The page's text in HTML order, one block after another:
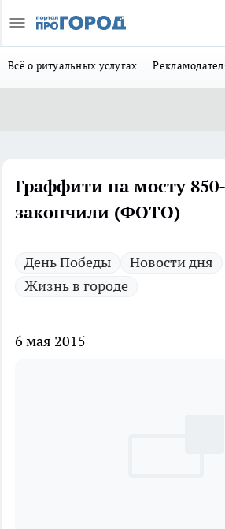
Всё о ритуальных услугах
Граффити на мосту
закончили (ФОТО)
День Победы
Новости дня
Жизнь в городе
6 мая 2015